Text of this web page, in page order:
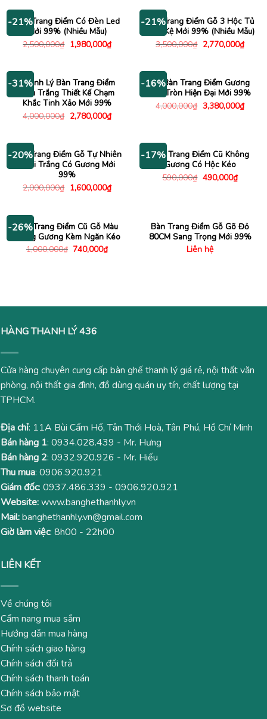
-21%
Bàn Trang Điểm Có Đèn Led
Mới 99% (Nhiều Mẫu)
2,500,000₫ Giá
gốc
1,980,000₫Giá
hiện
1,980,000₫.
-21%
Bàn Trang Điểm Gỗ 3 Hộc Tủ
Kèm Kệ Mới 99% (Nhiều Mẫu)
3,500,000₫ Giá
gốc
2,770,000₫Giá
hiện
-31%Thanh Lý Bàn Trang Điểm
Màu Trắng Thiết Kế Chạm
Khắc Tinh Xảo Mới 99%
4,000,000₫ Giá
gốc
2,780,000₫Giá
hiện
2,780,000₫.
-16%
Bộ Bàn Trang Điểm Gương
Led Tròn Hiện Đại Mới 99%
4,000,000₫ Giá
gốc
3,380,000₫Giá
hiện
-20%
Bàn Trang Điểm Gỗ Tự Nhiên
Phối Trắng Có Gương Mới
99%
2,000,000₫ Giá
gốc
1,600,000₫Giá
hiện
-17%
Bàn Trang Điểm Cũ Không
Gương Có Hộc Kéo
590,000₫ Giá
490,000₫Giá
hiện
-26%
Bàn Trang Điểm Cũ Gỗ Màu
Trắng Gương Kèm Ngăn Kéo
1,000,000₫ Giá
740,000₫Giá
hiện
Bàn Trang Điểm Gỗ Gõ Đỏ
80CM Sang Trọng Mới 99%
Liên hệ
HÀNG THANH LÝ 436
Cửa hàng chuyên cung cấp bàn ghế thanh lý giá rẻ, nội thất văn
phòng, nội thất gia đình, đồ dùng quán uy tín, chất lượng tại
TPHCM.
Địa chỉ: 11A Bùi Cẩm Hổ, Tân Thới Hoà, Tân Phú, Hồ Chí Minh
Bán hàng 1: 0934.028.439 - Mr. Hưng
Bán hàng 2: 0932.920.926 - Mr. Hiếu
Thu mua: 0906.920.921
Giám đốc: 0937.486.339 - 0906.920.921
Website:www.banghethanhly.vn
Mail:banghethanhly.vn@gmail.com
Giờ làm việc: 8h00 - 22h00
LIÊN KẾT
Về chúng tôi
Cẩm nang mua sắm
Hướng dẫn mua hàng
Chính sách giao hàng
Chính sách đổi trả
Chính sách thanh toán
Chính sách bảo mật
Sơ đồ website